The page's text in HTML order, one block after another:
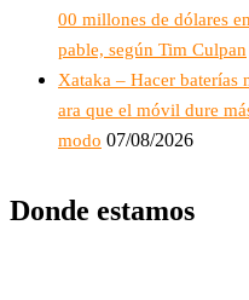
00 millones de dólares
pable, según Tim Culpan
Xataka – Hacer baterías
ara que el móvil dure
modo 07/08/2026
Donde estamos